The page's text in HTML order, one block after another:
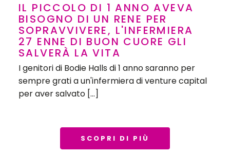
IL PICCOLO DI 1 ANNO AVEVA
BISOGNO DI UN RENE PER
SOPRAVVIVERE, L'INFERMIERA
27 ENNE DI BUON CUORE GLI
SALVERÀ LA VITA
I genitori di Bodie Halls di 1 anno saranno per
sempre grati a un'infermiera di venture capital
per aver salvato […]
SCOPRI DI PIÙ